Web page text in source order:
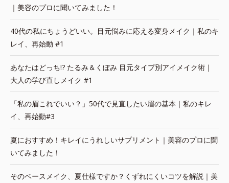
｜美容のプロに聞いてみました！
40代の私にちょうどいい。目元悩みに応える変身メイク｜私のキ
レイ、再始動 #1
あなたはどっち!? たるみ＆くぼみ 目元タイプ別アイメイク術｜
大人の学び直しメイク #1
「私の眉これでいい？」50代で見直したい眉の基本｜私のキレ
イ、再始動#3
夏におすすめ！キレイにうれしいサプリメント｜美容のプロに聞
いてみました！
そのベースメイク、夏仕様ですか？くずれにくいコツを解説｜美